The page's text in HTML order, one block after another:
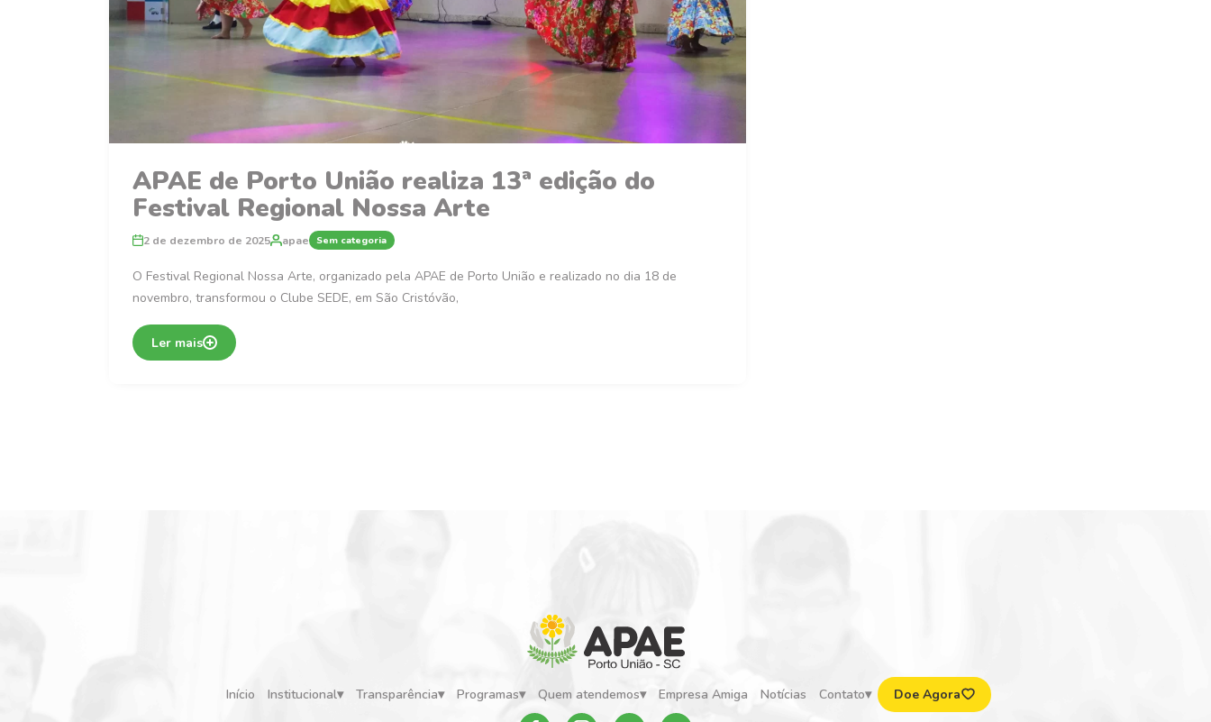
APAE de Porto União realiza 13ª edição do
Festival Regional Nossa Arte
2 de dezembro de 2025 apae Sem categoria
O Festival Regional Nossa Arte, organizado pela APAE de Porto União e realizado no dia 18 de
novembro, transformou o Clube SEDE, em São Cristóvão,
Ler mais
Início Institucional Transparência Programas Quem atendemos Empresa Amiga Notícias Contato Doe Agora